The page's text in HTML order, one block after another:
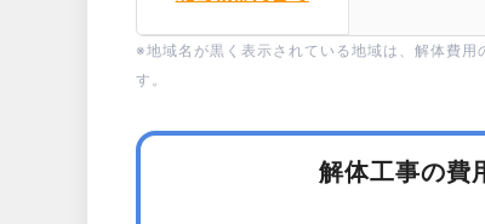
※地域名が黒く表示されている地域は、解体費
す。
解体工事の費